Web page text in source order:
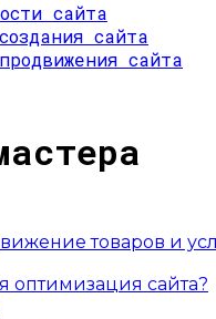
сайта
сайта
сайта
товаров и
оптимизация сайта?